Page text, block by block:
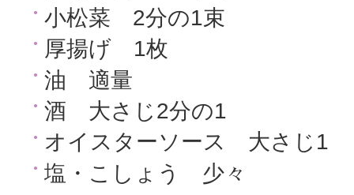
小松菜 2分の1束
厚揚げ 1枚
油 適量
酒 大さじ2分の1
オイスターソース 大さじ1
塩・こしょう 少々